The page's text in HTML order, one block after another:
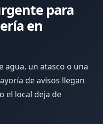
para
en
agua, un atasco o una
de avisos llegan
el local deja de